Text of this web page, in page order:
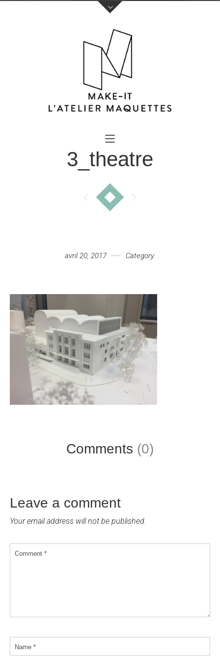
Votre nom (obligatoire)
Votre e-mail (obligatoire)3_theatre
avril 20, 2017 Category:
Comments (0)
Leave a comment
Your email address will not be published.
Comment *
Name *